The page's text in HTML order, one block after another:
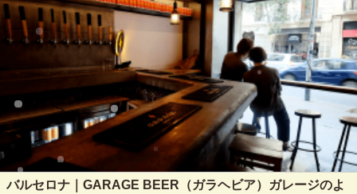
バルセロナ｜GARAGE BEER（ガラヘビア）ガレージのよ